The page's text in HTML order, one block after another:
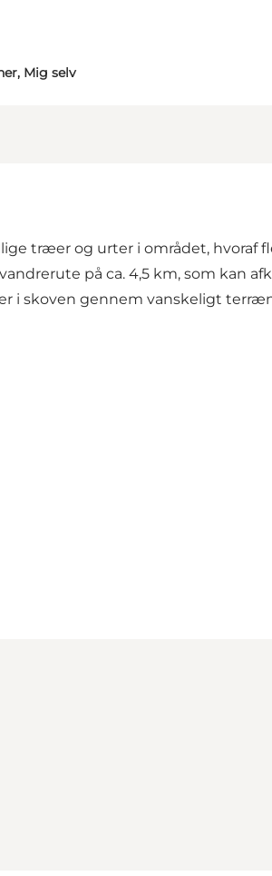
Mig selv
træer og urter i området, hvoraf
på ca. 4,5 km, som kan
i skoven gennem vanskeligt